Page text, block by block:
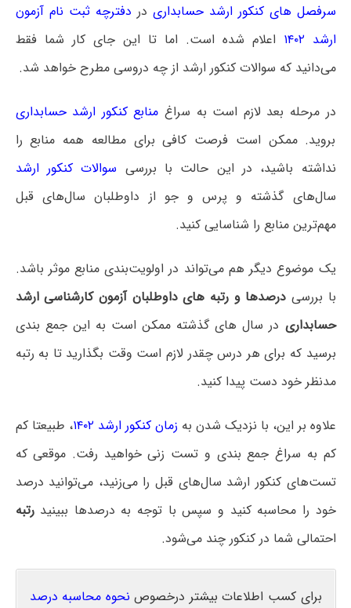
سرفصل های کنکور ارشد حسابداری در دفترچه ثبت نام آزمون
ارشد ۱۴۰۲
اعلام شده است. اما تا این جای کار شما فقط
می‌دانید که سوالات کنکور ارشد از چه دروسی مطرح خواهد شد.
در مرحله بعد لازم است به سراغ منابع کنکور ارشد حسابداری
بروید. ممکن است فرصت کافی برای مطالعه همه منابع را
نداشته باشید، در این حالت با بررسی سوالات کنکور ارشد
سال‌های گذشته و پرس و جو از داوطلبان سال‌های قبل
مهم‌ترین منابع را شناسایی کنید.
یک موضوع دیگر هم می‌تواند در اولویت‌بندی منابع موثر باشد.
با بررسی درصدها و رتبه های داوطلبان آزمون کارشناسی ارشد
حسابداری در سال های گذشته ممکن است به این جمع بندی
برسید که برای هر درس چقدر لازم است وقت بگذارید تا به رتبه
مدنظر خود دست پیدا کنید.
علاوه بر این، با نزدیک شدن به زمان کنکور ارشد ۱۴۰۲
، طبیعتا کم
کم به سراغ جمع بندی و تست زنی خواهید رفت. موقعی که
تست‌های کنکور ارشد سال‌های قبل را می‌زنید، می‌توانید درصد
خود را محاسبه کنید و سپس با توجه به درصدها ببینیدرتبه
احتمالی شما در کنکور چند می‌شود.
برای کسب اطلاعات بیشتر درخصوص نحوه محاسبه درصد